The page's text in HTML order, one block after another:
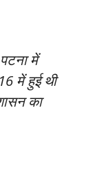
में
में हुई थी
का